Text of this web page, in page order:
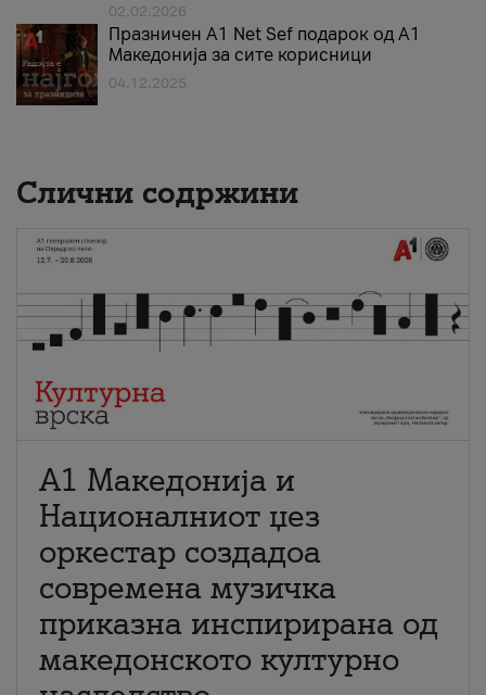
02.02.2026
Празничен A1 Net Sеf подарок од А1
Македонија за сите корисници
04.12.2025
Слични содржини
А1 Македонија и
Националниот џез
оркестар создадоа
современа музичка
приказна инспирирана од
македонското културно